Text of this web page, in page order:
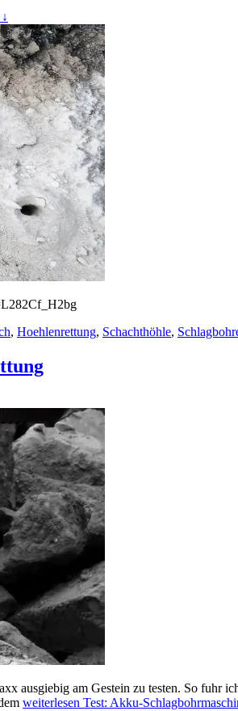
, Hoehlenrettung, Schachthöhle,
ausgiebig am Gestein zu testen. So fuhr
weiterlesen Test: Akku-